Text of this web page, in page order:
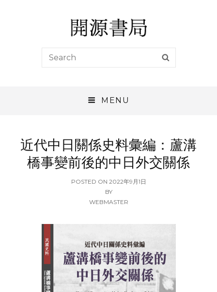
開源書局
開源書局出版有限公司
Search
for:
MENU
近代中日關係史料彙編：蘆溝
橋事變前後的中日外交關係
POSTED ON POSTED
ON
2022年9月1日
BY
WEBMASTER